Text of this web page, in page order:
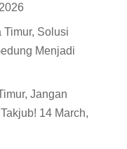
Timur, Solusi
Menjadi
Jangan
14 March,